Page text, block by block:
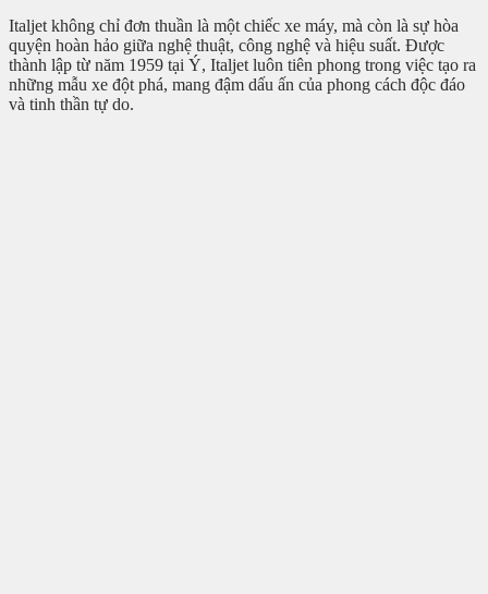
Italjet không chỉ đơn thuần là một chiếc xe máy, mà còn là sự hòa
quyện hoàn hảo giữa nghệ thuật, công nghệ và hiệu suất. Được
thành lập từ năm 1959 tại Ý, Italjet luôn tiên phong trong việc tạo ra
những mẫu xe đột phá, mang đậm dấu ấn của phong cách độc đáo
và tinh thần tự do.